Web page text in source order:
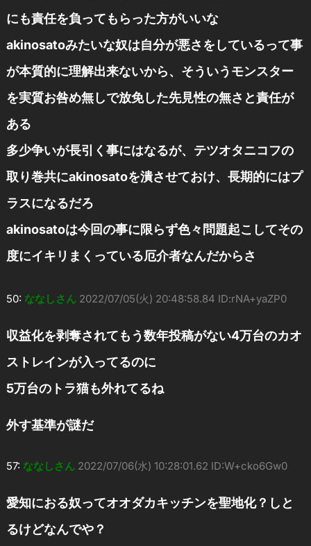
にも責任を負ってもらった方がいいな
akinosatoみたいな奴は自分が悪さをしているって事
が本質的に理解出来ないから、そういうモンスター
を実質お咎め無しで放免した先見性の無さと責任が
ある
多少争いが長引く事にはなるが、テツオタニコフの
取り巻共にakinosatoを潰させておけ、長期的にはプ
ラスになるだろ
akinosatoは今回の事に限らず色々問題起こしてその
度にイキリまくっている厄介者なんだからさ
50: ななしさん 2022/07/05(火) 20:48:58.84 ID:rNA+yaZP0
収益化を剥奪されてもう数年投稿がない4万台のカオ
ストレインが入ってるのに
5万台のトラ猫も外れてるね
外す基準が謎だ
57: ななしさん 2022/07/06(水) 10:28:01.62 ID:W+cko6Gw0
愛知におる奴ってオオダカキッチンを聖地化？しと
るけどなんでや？